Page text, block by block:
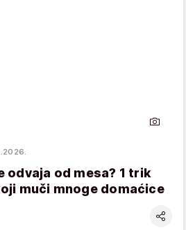
odvaja od mesa? 1 trik
muči mnoge domaćice